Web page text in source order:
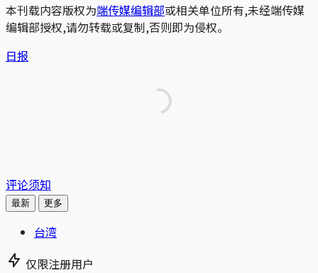
本刊载内容版权为端传媒编辑部或相关单位所有,未经端传媒
编辑部授权,请勿转载或复制,否则即为侵权。
日报
评论须知
最新 更多
台湾
仅限注册用户